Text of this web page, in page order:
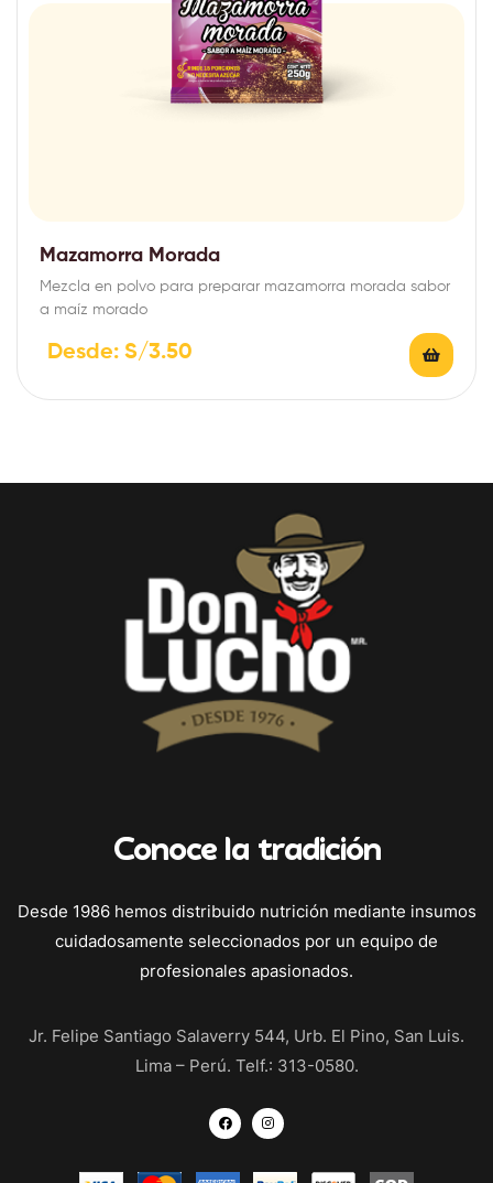
Mazamorra Morada
Mezcla en polvo para preparar mazamorra morada sabor
a maíz morado
Desde: S/3.50
Conoce la tradición
Desde 1986 hemos distribuido nutrición mediante insumos
cuidadosamente seleccionados por un equipo de
profesionales apasionados.
Jr. Felipe Santiago Salaverry 544, Urb. El Pino, San Luis.
Lima – Perú. Telf.: 313-0580.